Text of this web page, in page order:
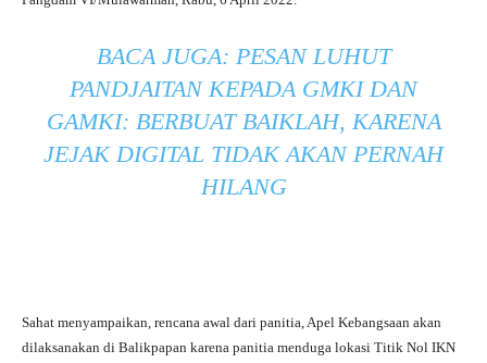
BACA JUGA: PESAN LUHUT
PANDJAITAN KEPADA GMKI DAN
GAMKI: BERBUAT BAIKLAH, KARENA
JEJAK DIGITAL TIDAK AKAN PERNAH
HILANG
Sahat menyampaikan, rencana awal dari panitia, Apel Kebangsaan akan
dilaksanakan di Balikpapan karena panitia menduga lokasi Titik Nol IKN